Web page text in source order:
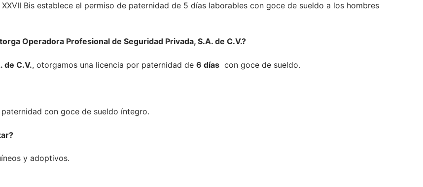
Bis establece el permiso de paternidad de 5 días laborables con goce de sueldo a los hombres
Operadora Profesional de Seguridad Privada, S.A. de C.V.?
de C.V., otorgamos una licencia por paternidad de 6 días con goce de sueldo.
con goce de sueldo íntegro.
y adoptivos.